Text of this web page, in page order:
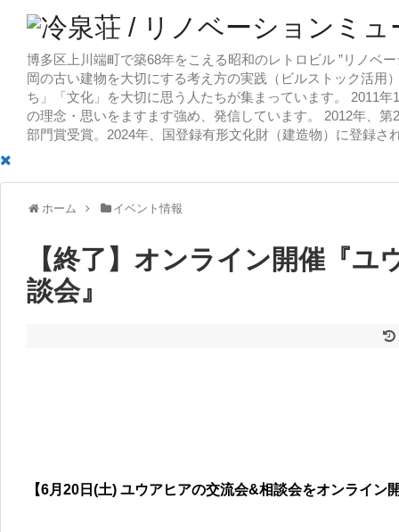
博多区上川端町で築68年をこえる昭和のレトロビル ”リノベ
岡の古い建物を大切にする考え方の実践（ビルストック活用
ち」「文化」を大切に思う人たちが集まっています。 2011
の理念・思いをますます強め、発信しています。 2012年、
部門賞受賞。2024年、国登録有形文化財（建造物）に登録さ
ホーム イベント情報
【終了】オンライン開催『ユ
談会』
【6月20日(土) ユウアヒアの交流会&相談会をオンライン